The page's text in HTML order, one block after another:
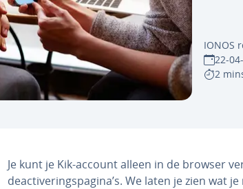
IONOS
22-
2
Je kunt je Kik-account alleen in de browser
de­ac­ti­ve­rings­pa­gi­na’s. We laten je zien wat